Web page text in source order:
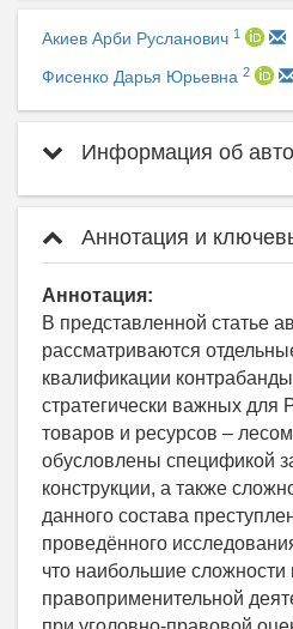
Акиев Арби Русланович 1
Фисенко Дарья Юрьевна 2
Информация об
Аннотация и
Аннотация:
В представленной статье
рассматриваются
квалификации
стратегически важных для
товаров и ресурсов –
обусловлены спецификой
конструкции, а также
данного состава
проведённого
что наибольшие сложности
правоприменительной